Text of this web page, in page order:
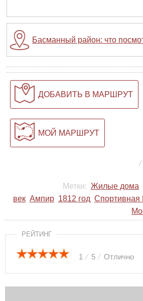
Басманный район: что
ДОБАВИТЬ В МАРШРУТ
МОЙ МАРШРУТ
/
Метки: Жилые дома
век Ампир 1812 год Спортивная
РЕЙТИНГ
1 ⁄ 5 ⁄ Отлично